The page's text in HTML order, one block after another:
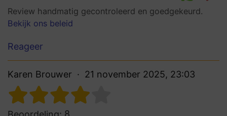
Review handmatig gecontroleerd en goedgekeurd.
Bekijk ons beleid
Reageer
Karen Brouwer 21 november 2025, 23:03
8